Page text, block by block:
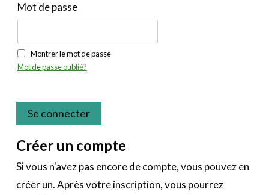
Mot de passe
Montrer le mot de passe
Mot de passe oublié?
Se connecter
Créer un compte
Si vous n'avez pas encore de compte, vous pouvez en
créer un. Après votre inscription, vous pourrez